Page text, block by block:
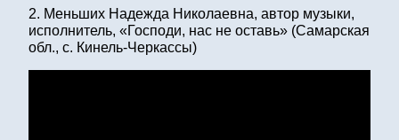
2. Меньших Надежда Николаевна, автор музыки,
исполнитель, «Господи, нас не оставь» (Самарская
обл., с. Кинель-Черкассы)